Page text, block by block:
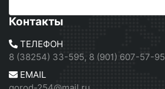
Контакты
ТЕЛЕФОН
8 (38254) 33-595, 8 (901) 607-57-95
EMAIL